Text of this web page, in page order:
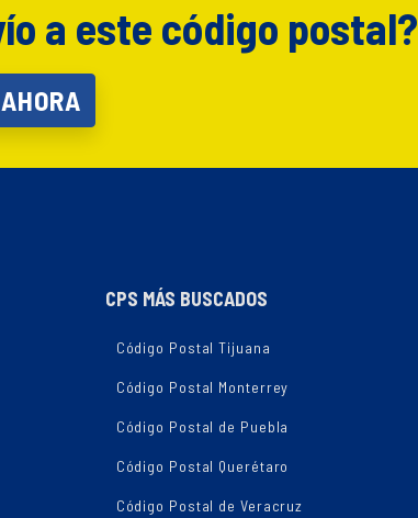
a este código postal?
CPS MÁS BUSCADOS
Código Postal Tijuana
Código Postal Monterrey
Código Postal de Puebla
Código Postal Querétaro
Código Postal de Veracruz